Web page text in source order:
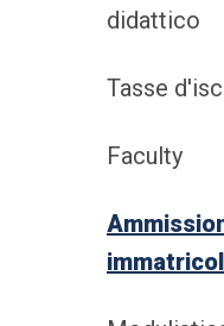
didattico
Tasse
Faculty